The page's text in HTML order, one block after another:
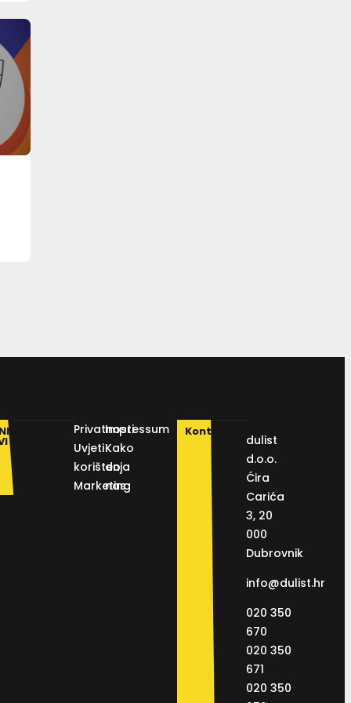
Privatnosti
Uvjeti
korištenja
Marketing
Impressum
Kako
do
nas
Kontakt
dulist
d.o.o.
Ćira
Carića
3, 20
000
Dubrovnik
info@dulist.hr
020 350
670
020 350
671
020 350